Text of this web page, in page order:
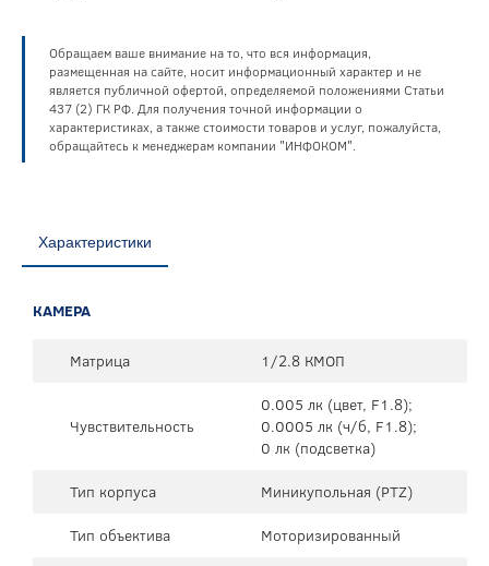
Обращаем ваше внимание на то, что вся информация,
размещенная на сайте, носит информационный характер и не
является публичной офертой, определяемой положениями Статьи
437 (2) ГК РФ. Для получения точной информации о
характеристиках, а также стоимости товаров и услуг, пожалуйста,
обращайтесь к менеджерам компании "ИНФОКОМ".
Характеристики
КАМЕРА
Матрица 1/2.8 КМОП
Чувствительность
0.005 лк (цвет, F1.8);
0.0005 лк (ч/б, F1.8);
0 лк (подсветка)
Тип корпуса
Миникупольная (PTZ)
Тип объектива
Моторизированный